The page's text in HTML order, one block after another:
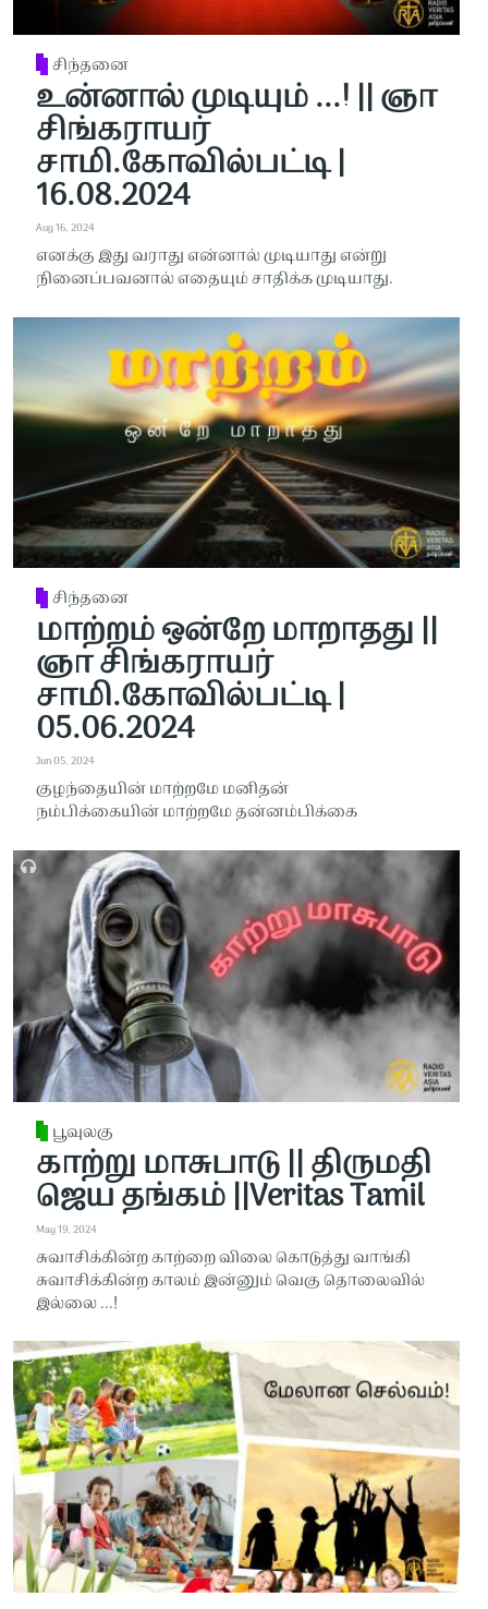
சிந்தனை
உன்னால் முடியும் ...! || ஞா
சிங்கராயர்
சாமி.கோவில்பட்டி |
16.08.2024
Aug 16, 2024
எனக்கு இது வராது என்னால் முடியாது என்று
நினைப்பவனால் எதையும் சாதிக்க முடியாது.
சிந்தனை
மாற்றம் ஒன்றே மாறாதது ||
ஞா சிங்கராயர்
சாமி.கோவில்பட்டி |
05.06.2024
Jun 05, 2024
குழந்தையின் மாற்றமே மனிதன்
நம்பிக்கையின் மாற்றமே தன்னம்பிக்கை
பூவுலகு
காற்று மாசுபாடு || திருமதி
ஜெய தங்கம் ||Veritas Tamil
May 19, 2024
சுவாசிக்கின்ற காற்றை விலை கொடுத்து வாங்கி
சுவாசிக்கின்ற காலம் இன்னும் வெகு தொலைவில்
இல்லை ...!